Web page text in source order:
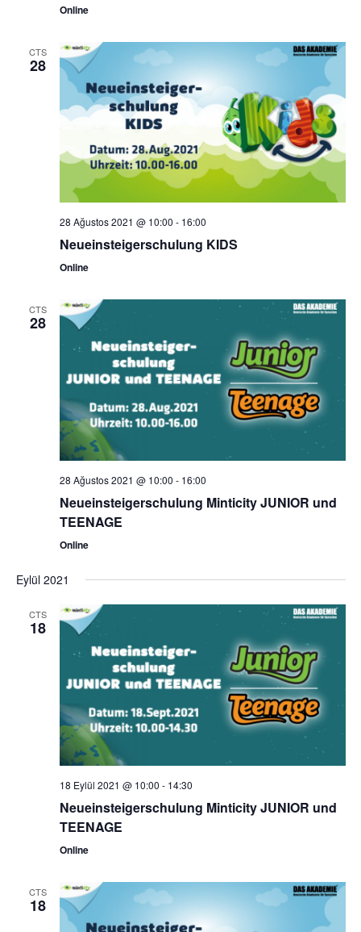
Online
CTS
28
28 Ağustos 2021 @ 10:00 - 16:00
Neueinsteigerschulung KIDS
Online
CTS
28
28 Ağustos 2021 @ 10:00 - 16:00
Neueinsteigerschulung Minticity JUNIOR und
TEENAGE
Online
Eylül 2021
CTS
18
18 Eylül 2021 @ 10:00 - 14:30
Neueinsteigerschulung Minticity JUNIOR und
TEENAGE
Online
CTS
18